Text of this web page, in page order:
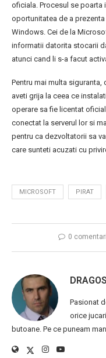
oficiala. Procesul se
oportunitatea de a
Windows. Cei de la
informatii datorita stocarii
atunci cand li s-a facut
Pentru mai multa
aveti grija la ceea ce
operare sa fie licentat
conectat la serverul lor si
pentru ca dezvoltatorii sa
care sunteti acuzati cu
MICROSOFT PIRAT
0
Pasionat
orice
butoane. Pe ce puneam